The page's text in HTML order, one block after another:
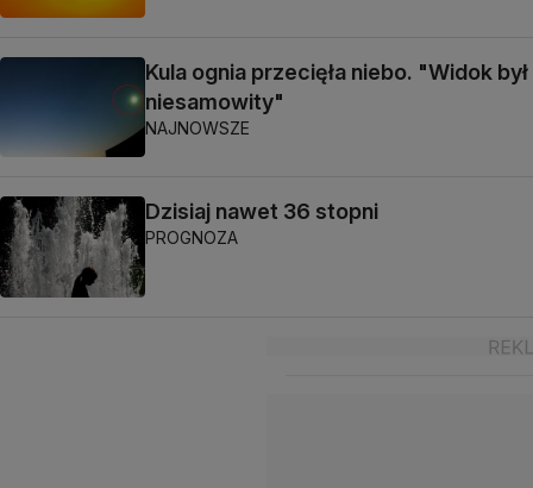
Kula ognia przecięła niebo. "Widok był
niesamowity"
NAJNOWSZE
Dzisiaj nawet 36 stopni
PROGNOZA